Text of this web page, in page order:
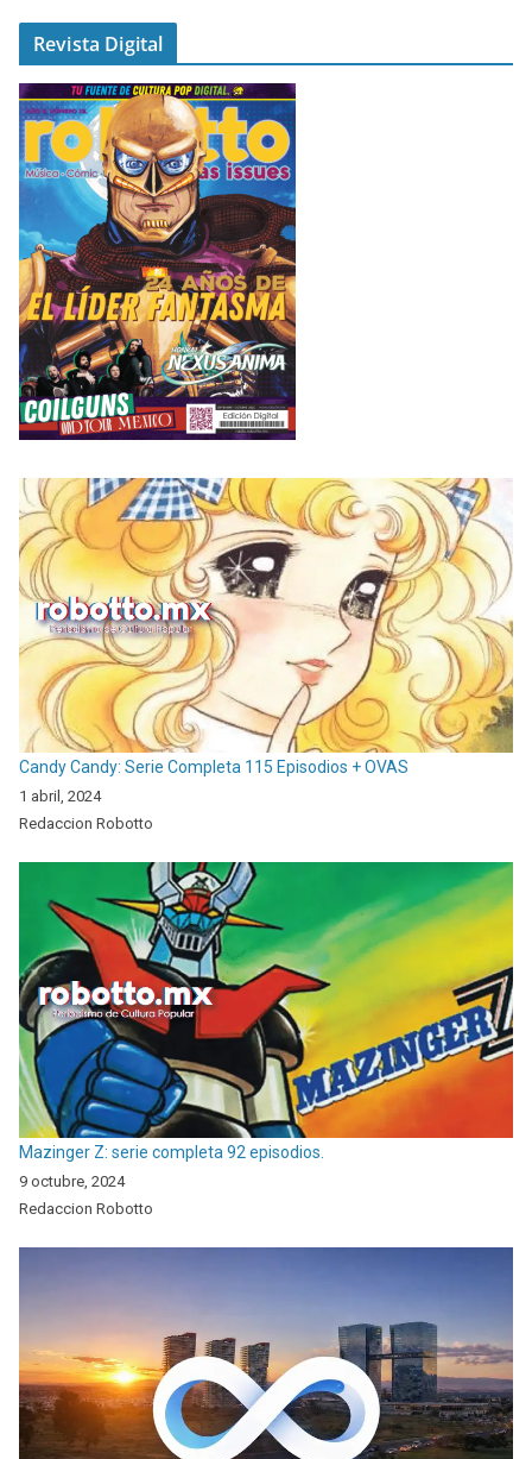
Revista Digital
Candy Candy: Serie Completa 115 Episodios + OVAS
1 abril, 2024
Redaccion Robotto
Mazinger Z: serie completa 92 episodios.
9 octubre, 2024
Redaccion Robotto